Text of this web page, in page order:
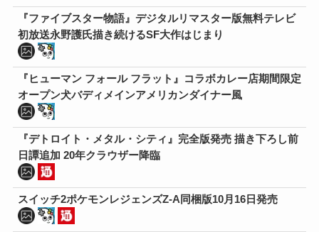
『ファイブスター物語』デジタルリマスター版無料テレビ
初放送永野護氏描き続けるSF大作はじまり
『ヒューマン フォール フラット』コラボカレー店期間限定
オープン犬バディメインアメリカンダイナー風
『デトロイト・メタル・シティ』完全版発売 描き下ろし前
日譚追加 20年クラウザー降臨
スイッチ2ポケモンレジェンズZ-A同梱版10月16日発売